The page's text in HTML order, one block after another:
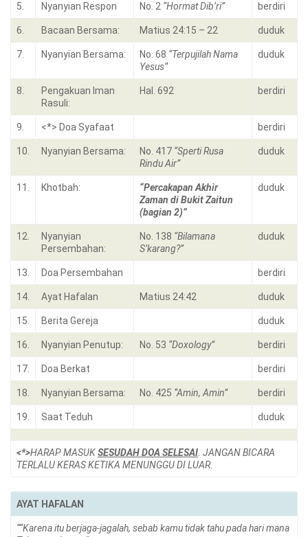
5. Nyanyian Respon No. 2 “Hormat Dib’ri” berdiri
6. Bacaan Bersama: Matius 24:15 – 22 duduk
7. Nyanyian Bersama: No. 68 “Terpujilah Nama
Yesus”
duduk
8.
Pengakuan Iman
Rasuli:
Hal. 692 berdiri
9. <*> Doa Syafaat berdiri
10. Nyanyian Bersama: No. 417 “Sperti Rusa
Rindu Air”
duduk
11. Khotbah:
“Percakapan Akhir
Zaman di Bukit Zaitun
(bagian 2)”
duduk
12.
Nyanyian
Persembahan:
No. 138 “Bilamana
S’karang?”
duduk
13. Doa Persembahan berdiri
14. Ayat Hafalan Matius 24:42 duduk
15. Berita Gereja duduk
16. Nyanyian Penutup: No. 53 “Doxology” berdiri
17. Doa Berkat berdiri
18. Nyanyian Bersama: No. 425 “Amin, Amin” berdiri
19. Saat Teduh duduk
<*>HARAP MASUKSESUDAH DOA SELESAI . JANGAN BICARA
TERLALU KERAS KETIKA MENUNGGU DI LUAR.
AYAT HAFALAN
““Karena itu berjaga-jagalah, sebab kamu tidak tahu pada hari mana